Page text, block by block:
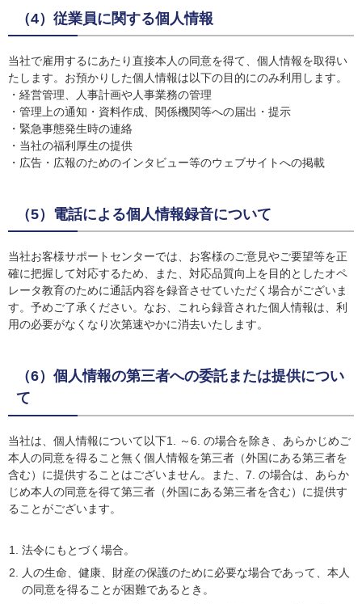
（4）従業員に関する個人情報
当社で雇用するにあたり直接本人の同意を得て、個人情報を取得い
たします。お預かりした個人情報は以下の目的にのみ利用します。
・経営管理、人事計画や人事業務の管理
・管理上の通知・資料作成、関係機関等への届出・提示
・緊急事態発生時の連絡
・当社の福利厚生の提供
・広告・広報のためのインタビュー等のウェブサイトへの掲載
（5）電話による個人情報録音について
当社お客様サポートセンターでは、お客様のご意見やご要望等を正
確に把握して対応するため、また、対応品質向上を目的としたオペ
レータ教育のために通話内容を録音させていただく場合がございま
す。予めご了承ください。なお、これら録音された個人情報は、利
用の必要がなくなり次第速やかに消去いたします。
（6）個人情報の第三者への委託または提供につい
て
当社は、個人情報について以下1. ～6. の場合を除き、あらかじめご
本人の同意を得ること無く個人情報を第三者（外国にある第三者を
含む）に提供することはございません。また、7. の場合は、あらか
じめ本人の同意を得て第三者（外国にある第三者を含む）に提供す
ることがございます。
法令にもとづく場合。
人の生命、健康、財産の保護のために必要な場合であって、本人
の同意を得ることが困難であるとき。